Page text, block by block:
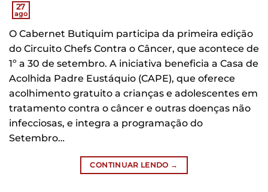
27
ago
O Cabernet Butiquim participa da primeira edição
do Circuito Chefs Contra o Câncer, que acontece de
1º a 30 de setembro. A iniciativa beneficia a Casa de
Acolhida Padre Eustáquio (CAPE), que oferece
acolhimento gratuito a crianças e adolescentes em
tratamento contra o câncer e outras doenças não
infecciosas, e integra a programação do
Setembro…
CONTINUAR LENDO →